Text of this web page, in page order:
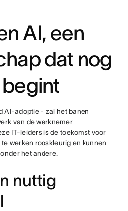
AI, een
dat nog
begint
AI-adoptie - zal het banen
van de werknemer
IT-leiders is de toekomst voor
werken rooskleurig en kunnen
het andere.
nuttig